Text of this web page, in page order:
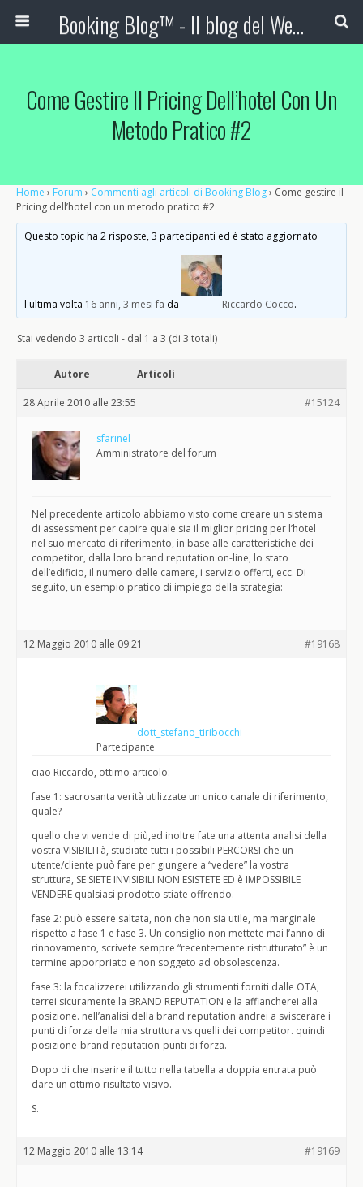
Booking Blog™ - Il blog del Web Marketing Turistico
Come Gestire Il Pricing Dell’hotel Con Un
Metodo Pratico #2
Home › Forum › Commenti agli articoli di Booking Blog› Come gestire il
Pricing dell’hotel con un metodo pratico #2
Questo topic ha 2 risposte, 3 partecipanti ed è stato aggiornato
l'ultima volta 16 anni, 3 mesi fa da Riccardo Cocco.
Stai vedendo 3 articoli - dal 1 a 3 (di 3 totali)
Autore Articoli
28 Aprile 2010 alle 23:55 #15124
sfarinel
Amministratore del forum
Nel precedente articolo abbiamo visto come creare un sistema
di assessment per capire quale sia il miglior pricing per l’hotel
nel suo mercato di riferimento, in base alle caratteristiche dei
competitor, dalla loro brand reputation on-line, lo stato
dell’edificio, il numero delle camere, i servizio offerti, ecc. Di
seguito, un esempio pratico di impiego della strategia:
12 Maggio 2010 alle 09:21 #19168
dott_stefano_tiribocchi
Partecipante
ciao Riccardo, ottimo articolo:
fase 1: sacrosanta verità utilizzate un unico canale di riferimento,
quale?
quello che vi vende di più,ed inoltre fate una attenta analisi della
vostra VISIBILITà, studiate tutti i possibili PERCORSI che un
utente/cliente può fare per giungere a “vedere” la vostra
struttura, SE SIETE INVISIBILI NON ESISTETE ED è IMPOSSIBILE
VENDERE qualsiasi prodotto stiate offrendo.
fase 2: può essere saltata, non che non sia utile, ma marginale
rispetto a fase 1 e fase 3. Un consiglio non mettete mai l’anno di
rinnovamento, scrivete sempre “recentemente ristrutturato” è un
termine apporpriato e non soggeto ad obsolescenza.
fase 3: la focalizzerei utilizzando gli strumenti forniti dalle OTA,
terrei sicuramente la BRAND REPUTATION e la affiancherei alla
posizione. nell’analisi della brand reputation andrei a sviscerare i
punti di forza della mia struttura vs quelli dei competitor. quindi
posizione-brand reputation-punti di forza.
Dopo di che inserire il tutto nella tabella a doppia entrata può
dare un ottimo risultato visivo.
S.
12 Maggio 2010 alle 13:14 #19169